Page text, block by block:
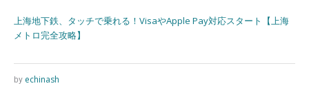
上海地下鉄、タッチで乗れる！VisaやApple Pay対応スタート【上海
メトロ完全攻略】
by echinash